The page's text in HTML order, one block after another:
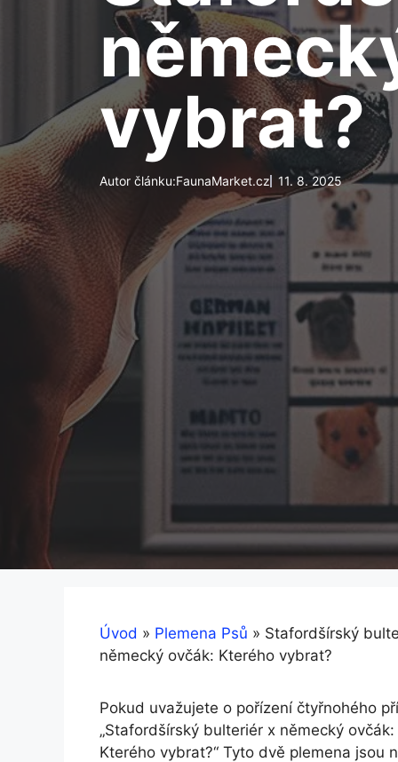
vybrat?
Autor článku:FaunaMarket.cz 11. 8. 2025
Úvod » Plemena Psů » Stafordšírský
německý ovčák: Kterého vybrat?
Pokud uvažujete o pořízení čtyřnohého
„Stafordšírský bulteriér x německý
Kterého vybrat?“ Tyto dvě plemena jsou